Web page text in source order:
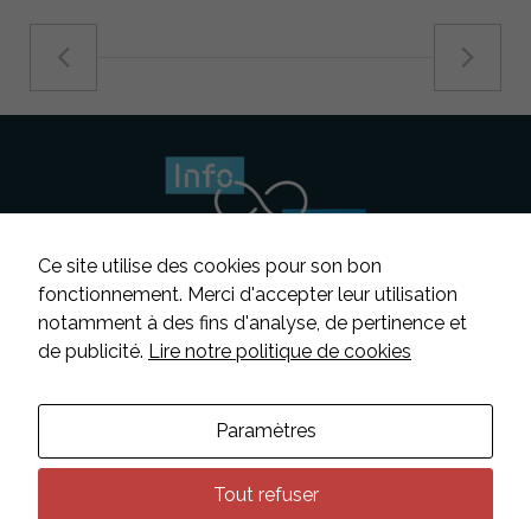
Suivez-nous
Contacter INFOSENS
Mentions légales
Ce site utilise des cookies pour son bon
fonctionnement. Merci d'accepter leur utilisation
notamment à des fins d'analyse, de pertinence et
de publicité. Lire notre politique de cookies
Paramètres
Tout refuser